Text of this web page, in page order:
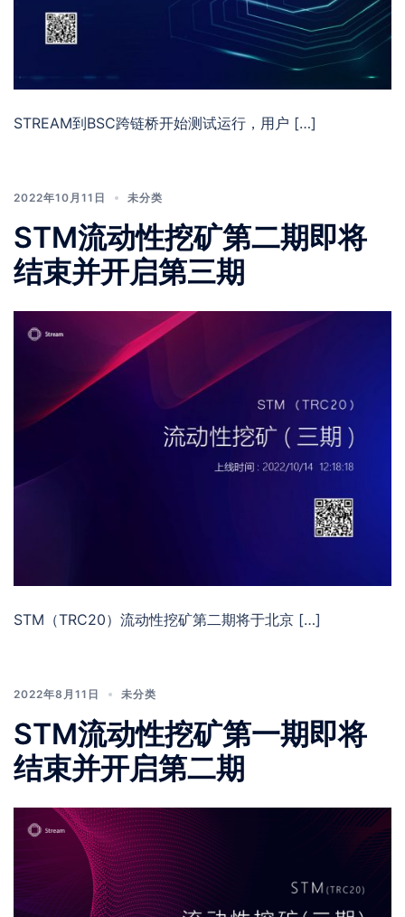
STREAM到BSC跨链桥开始测试运行，用户 […]
2022年10月11日 未分类
STM流动性挖矿第二期即将
结束并开启第三期
STM（TRC20）流动性挖矿第二期将于北京 […]
2022年8月11日 未分类
STM流动性挖矿第一期即将
结束并开启第二期